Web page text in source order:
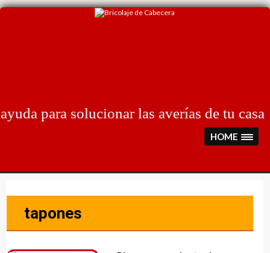
Skip
para solucionar las averías de tu casa
HOME
tapones